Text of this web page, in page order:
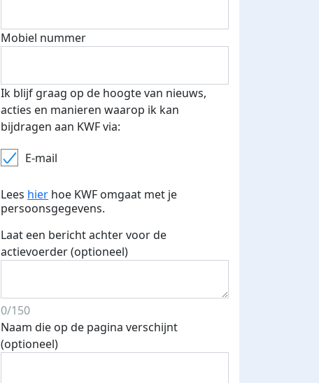
Mobiel nummer
Ik blijf graag op de hoogte van nieuws,
acties en manieren waarop ik kan
bijdragen aan KWF via:
E-mail
Lees hier hoe KWF omgaat met je
persoonsgegevens.
Laat een bericht achter voor de
actievoerder (optioneel)
0/150
Naam die op de pagina verschijnt
(optioneel)